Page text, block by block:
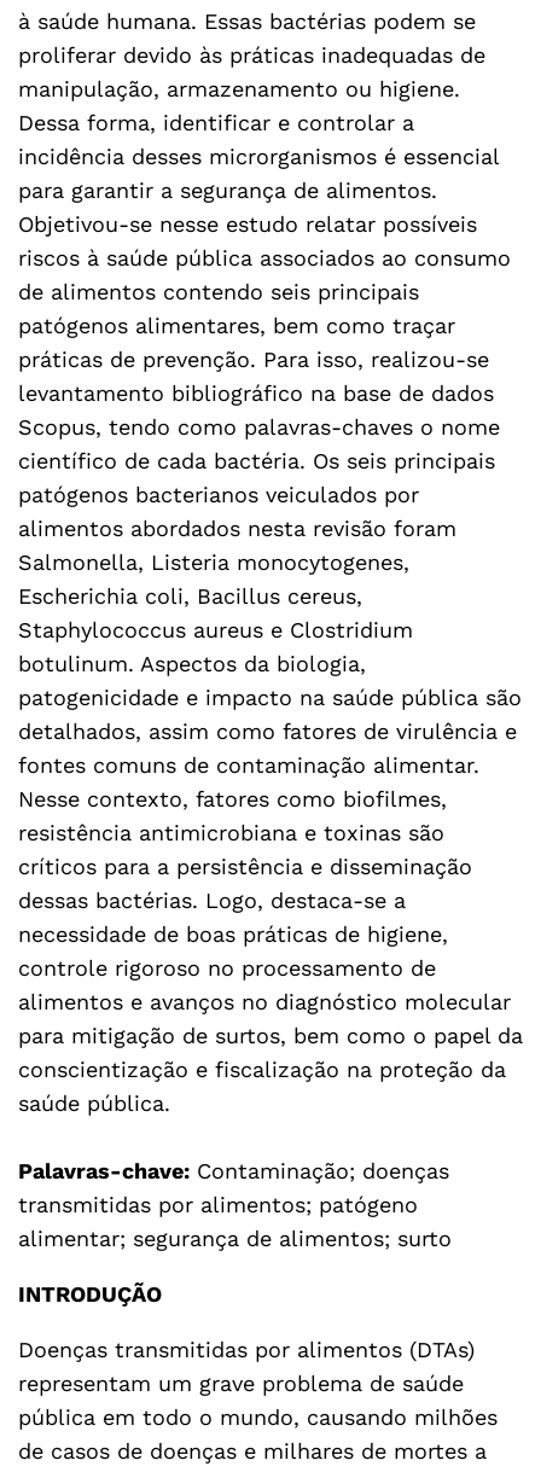
à saúde humana. Essas bactérias podem se
proliferar devido às práticas inadequadas de
manipulação, armazenamento ou higiene.
Dessa forma, identificar e controlar a
incidência desses microrganismos é essencial
para garantir a segurança de alimentos.
Objetivou-se nesse estudo relatar possíveis
riscos à saúde pública associados ao consumo
de alimentos contendo seis principais
patógenos alimentares, bem como traçar
práticas de prevenção. Para isso, realizou-se
levantamento bibliográfico na base de dados
Scopus, tendo como palavras-chaves o nome
científico de cada bactéria. Os seis principais
patógenos bacterianos veiculados por
alimentos abordados nesta revisão foram
Salmonella, Listeria monocytogenes,
Escherichia coli, Bacillus cereus,
Staphylococcus aureus e Clostridium
botulinum. Aspectos da biologia,
patogenicidade e impacto na saúde pública são
detalhados, assim como fatores de virulência e
fontes comuns de contaminação alimentar.
Nesse contexto, fatores como biofilmes,
resistência antimicrobiana e toxinas são
críticos para a persistência e disseminação
dessas bactérias. Logo, destaca-se a
necessidade de boas práticas de higiene,
controle rigoroso no processamento de
alimentos e avanços no diagnóstico molecular
para mitigação de surtos, bem como o papel da
conscientização e fiscalização na proteção da
saúde pública.
Palavras-chave: Contaminação; doenças
transmitidas por alimentos; patógeno
alimentar; segurança de alimentos; surto
INTRODUÇÃO
Doenças transmitidas por alimentos (DTAs)
representam um grave problema de saúde
pública em todo o mundo, causando milhões
de casos de doenças e milhares de mortes a